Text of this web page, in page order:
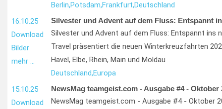
Berlin,Potsdam,Frankfurt,Deutschland
16.10.25
Download
Bilder
mehr …
Silvester und Advent auf dem Fluss: Entspannt
Silvester und Advent auf dem Fluss: Entspannt ins
Travel präsentiert die neuen Winterkreuzfahrten
Havel, Elbe, Rhein, Main und Moldau
Deutschland,Europa
15.10.25
Download
NewsMag teamgeist.com - Ausgabe #4 - Oktober
NewsMag teamgeist.com - Ausgabe #4 - Oktober